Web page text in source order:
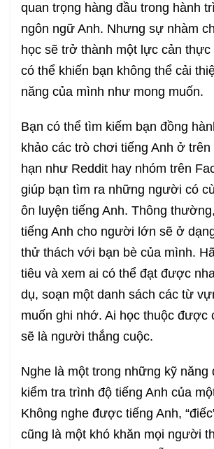
quan trọng hàng đầu trong hành
ngôn ngữ Anh. Nhưng sự nhàm
học sẽ trở thành một lực cản
có thể khiến bạn không thể cải
năng của mình như mong muốn.
Bạn có thể tìm kiếm bạn đồng
khảo các trò chơi tiếng Anh ở trên
hạn như Reddit hay nhóm trên
giúp bạn tìm ra những người có
ôn luyện tiếng Anh. Thông
tiếng Anh cho người lớn sẽ ở
thử thách với bạn bè của mình.
tiêu và xem ai có thể đạt được
dụ, soạn một danh sách các từ
muốn ghi nhớ. Ai học thuộc được
sẽ là người thắng cuộc.
Nghe là một trong những kỹ năng
kiểm tra trình độ tiếng Anh của
Không nghe được tiếng Anh,
cũng là một khó khăn mọi người